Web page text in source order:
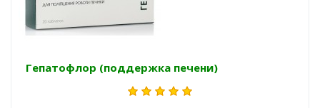
Гепатофлор (поддержка печени)